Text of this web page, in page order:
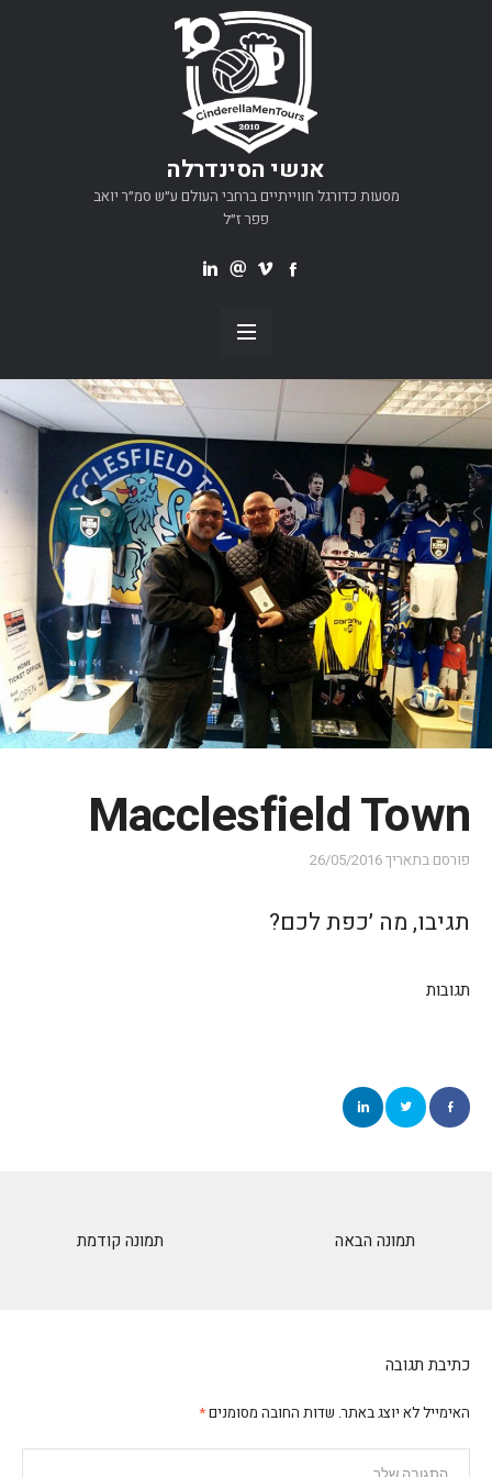
אנשי הסינדרלה
מסעות כדורגל חווייתיים ברחבי העולם ע״ש סמ״ר יואב
פפר ז״ל
Macclesfield Town
פורסם בתאריך26/05/2016
תגיבו, מה ׳כפת לכם?
תגובות
תמונה קודמת תמונה הבאה
כתיבת תגובה
האימייל לא יוצג באתר. שדות החובה מסומנים*